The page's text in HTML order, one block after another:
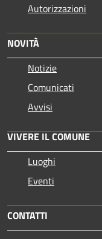
Autorizzazioni
NOVITÀ
Notizie
Comunicati
Avvisi
VIVERE IL COMUNE
Luoghi
Eventi
CONTATTI